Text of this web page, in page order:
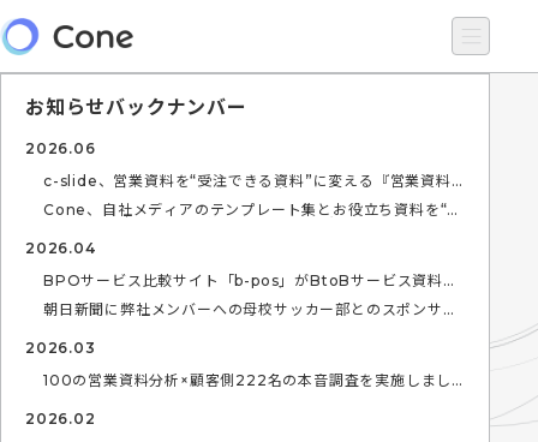
お知らせバックナンバー
2026.06
c-slide、営業資料を“受注できる資料”に変える『営業資料
ト3種）
Cone、自社メディアのテンプレート集とお役立ち資料を“個
2026.04
BPOサービス比較サイト「b-pos」がBtoBサービス資料ポ
朝日新聞に弊社メンバーへの母校サッカー部とのスポンサー
2026.03
100の営業資料分析×顧客側222名の本音調査を実施しまし
2026.02